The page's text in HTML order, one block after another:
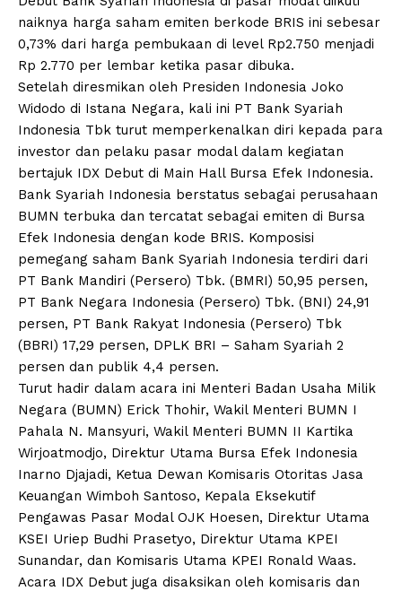
naiknya harga saham emiten berkode BRIS ini sebesar
0,73% dari harga pembukaan di level Rp2.750 menjadi
Rp 2.770 per lembar ketika pasar dibuka.
Setelah diresmikan oleh Presiden Indonesia Joko
Widodo di Istana Negara, kali ini PT Bank Syariah
Indonesia Tbk turut memperkenalkan diri kepada para
investor dan pelaku pasar modal dalam kegiatan
bertajuk IDX Debut di Main Hall Bursa Efek Indonesia.
Bank Syariah Indonesia berstatus sebagai perusahaan
BUMN terbuka dan tercatat sebagai emiten di Bursa
Efek Indonesia dengan kode BRIS. Komposisi
pemegang saham Bank Syariah Indonesia terdiri dari
PT Bank Mandiri (Persero) Tbk. (BMRI) 50,95 persen,
PT Bank Negara Indonesia (Persero) Tbk. (BNI) 24,91
persen, PT Bank Rakyat Indonesia (Persero) Tbk
(BBRI) 17,29 persen, DPLK BRI – Saham Syariah 2
persen dan publik 4,4 persen.
Turut hadir dalam acara ini Menteri Badan Usaha Milik
Negara (BUMN) Erick Thohir, Wakil Menteri BUMN I
Pahala N. Mansyuri, Wakil Menteri BUMN II Kartika
Wirjoatmodjo, Direktur Utama Bursa Efek Indonesia
Inarno Djajadi, Ketua Dewan Komisaris Otoritas Jasa
Keuangan Wimboh Santoso, Kepala Eksekutif
Pengawas Pasar Modal OJK Hoesen, Direktur Utama
KSEI Uriep Budhi Prasetyo, Direktur Utama KPEI
Sunandar, dan Komisaris Utama KPEI Ronald Waas.
Acara IDX Debut juga disaksikan oleh komisaris dan